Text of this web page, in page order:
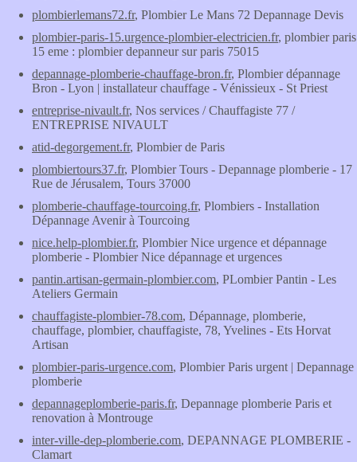
plombierlemans72.fr, Plombier Le Mans 72 Depannage Devis
plombier-paris-15.urgence-plombier-electricien.fr, plombier paris
15 eme : plombier depanneur sur paris 75015
depannage-plomberie-chauffage-bron.fr, Plombier dépannage
Bron - Lyon | installateur chauffage - Vénissieux - St Priest
entreprise-nivault.fr, Nos services / Chauffagiste 77 /
ENTREPRISE NIVAULT
atid-degorgement.fr, Plombier de Paris
plombiertours37.fr, Plombier Tours - Depannage plomberie - 17
Rue de Jérusalem, Tours 37000
plomberie-chauffage-tourcoing.fr, Plombiers - Installation
Dépannage Avenir à Tourcoing
nice.help-plombier.fr, Plombier Nice urgence et dépannage
plomberie - Plombier Nice dépannage et urgences
pantin.artisan-germain-plombier.com, PLombier Pantin - Les
Ateliers Germain
chauffagiste-plombier-78.com, Dépannage, plomberie,
chauffage, plombier, chauffagiste, 78, Yvelines - Ets Horvat
Artisan
plombier-paris-urgence.com, Plombier Paris urgent | Depannage
plomberie
depannageplomberie-paris.fr, Depannage plomberie Paris et
renovation à Montrouge
inter-ville-dep-plomberie.com, DEPANNAGE PLOMBERIE -
Clamart